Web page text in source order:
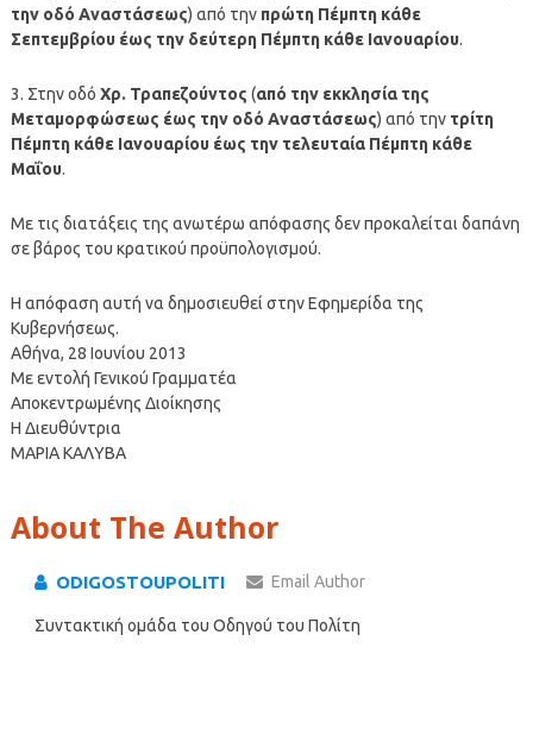
την οδό Αναστάσεως) από την πρώτη Πέμπτη κάθε
Σεπτεμβρίου έως την δεύτερη Πέμπτη κάθε Ιανουαρίου.
3. Στην οδό Χρ. Τραπεζούντος (από την εκκλησία της
Μεταμορφώσεως έως την οδό Αναστάσεως) από την τρίτη
Πέμπτη κάθε Ιανουαρίου έως την τελευταία Πέμπτη κάθε
Μαΐου.
Με τις διατάξεις της ανωτέρω απόφασης δεν προκαλείται δαπάνη
σε βάρος του κρατικού προϋπολογισμού.
Η απόφαση αυτή να δημοσιευθεί στην Εφημερίδα της
Κυβερνήσεως.
Αθήνα, 28 Ιουνίου 2013
Με εντολή Γενικού Γραμματέα
Αποκεντρωμένης Διοίκησης
Η Διευθύντρια
ΜΑΡΙΑ ΚΑΛΥΒΑ
About The Author
ODIGOSTOUPOLITI Email Author
Συντακτική ομάδα του Οδηγού του Πολίτη